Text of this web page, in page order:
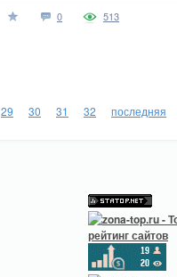
0 513
29 30 31 32 последняя